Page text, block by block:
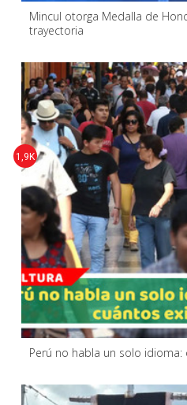
Mincul otorga Medalla de
trayectoria
Perú no habla un solo
1,9K